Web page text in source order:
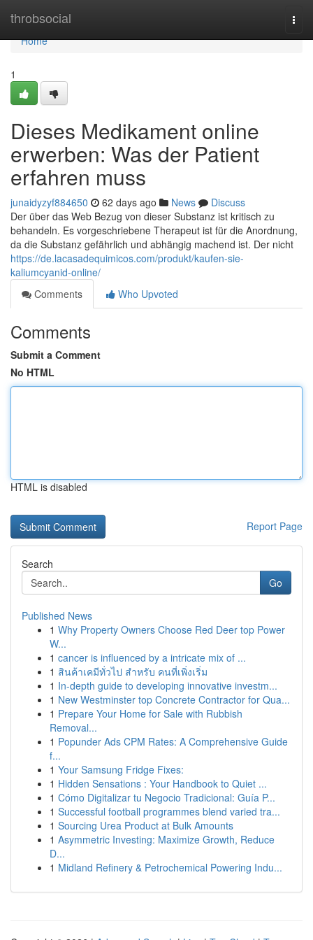
throbsocial
Home
Home
1
Dieses Medikament online
erwerben: Was der Patient
erfahren muss
junaidyzyf884650 62 days ago News
Discuss
Der über das Web Bezug von dieser Substanz ist kritisch zu
behandeln. Es vorgeschriebene Therapeut ist für die Anordnung,
da die Substanz gefährlich und abhängig machend ist. Der nicht
https://de.lacasadequimicos.com/produkt/kaufen-sie-
kaliumcyanid-online/
Comments
Who Upvoted
Comments
Submit a Comment
No HTML
HTML is disabled
Report Page
Search
Go
Published News
1 Why Property Owners Choose Red Deer top Power
W...
1 cancer is influenced by a intricate mix of ...
1 สินค้าเคมีทั่วไป สำหรับ คนที่เพิ่งเริ่ม
1 In-depth guide to developing innovative investm...
1 New Westminster top Concrete Contractor for Qua...
1 Prepare Your Home for Sale with Rubbish
Removal...
1 Popunder Ads CPM Rates: A Comprehensive Guide
f...
1 Your Samsung Fridge Fixes:
1 Hidden Sensations : Your Handbook to Quiet ...
1 Cómo Digitalizar tu Negocio Tradicional: Guía P...
1 Successful football programmes blend varied tra...
1 Sourcing Urea Product at Bulk Amounts
1 Asymmetric Investing: Maximize Growth, Reduce
D...
1 Midland Refinery & Petrochemical Powering Indu...